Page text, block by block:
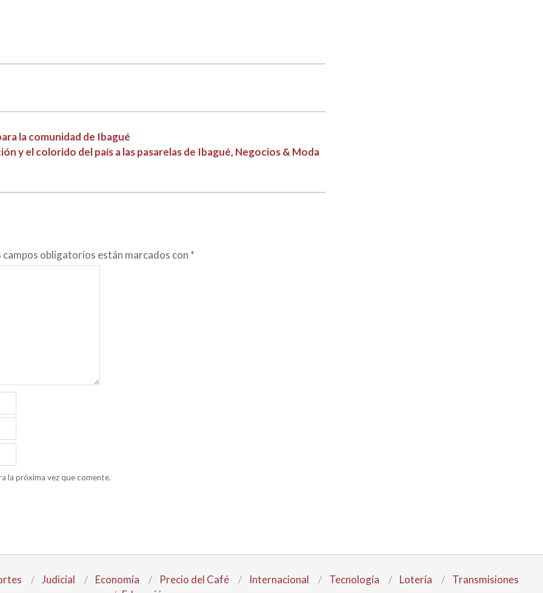
la comunidad de Ibagué
y el colorido del país a las pasarelas de Ibagué, Negocios & Moda
campos obligatorios están marcados con *
la próxima vez que comente.
Judicial Economía Precio del Café Internacional Tecnología Lotería
Transmisiones